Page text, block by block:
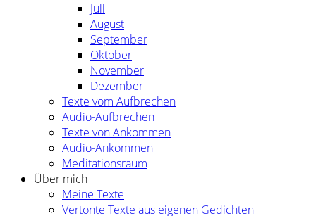
Juli
August
September
Oktober
November
Dezember
Texte vom Aufbrechen
Audio-Aufbrechen
Texte von Ankommen
Audio-Ankommen
Meditationsraum
Über mich
Meine Texte
Vertonte Texte aus eigenen Gedichten